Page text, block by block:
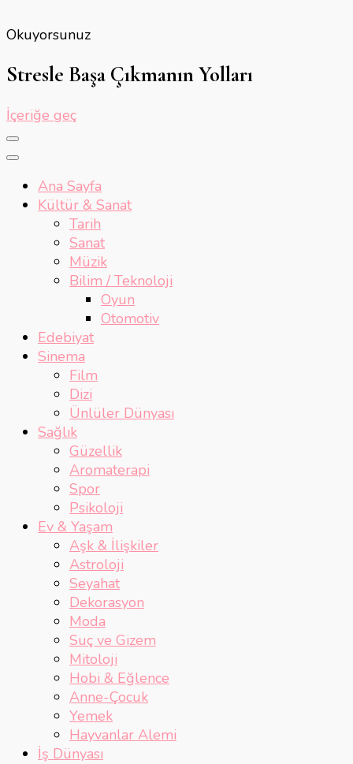
Okuyorsunuz
Stresle Başa Çıkmanın Yolları
İçeriğe geç
Ana Sayfa
Kültür & Sanat
Tarih
Sanat
Müzik
Bilim / Teknoloji
Oyun
Otomotiv
Edebiyat
Sinema
Film
Dizi
Ünlüler Dünyası
Sağlık
Güzellik
Aromaterapi
Spor
Psikoloji
Ev & Yaşam
Aşk & İlişkiler
Astroloji
Seyahat
Dekorasyon
Moda
Suç ve Gizem
Mitoloji
Hobi & Eğlence
Anne-Çocuk
Yemek
Hayvanlar Alemi
İş Dünyası